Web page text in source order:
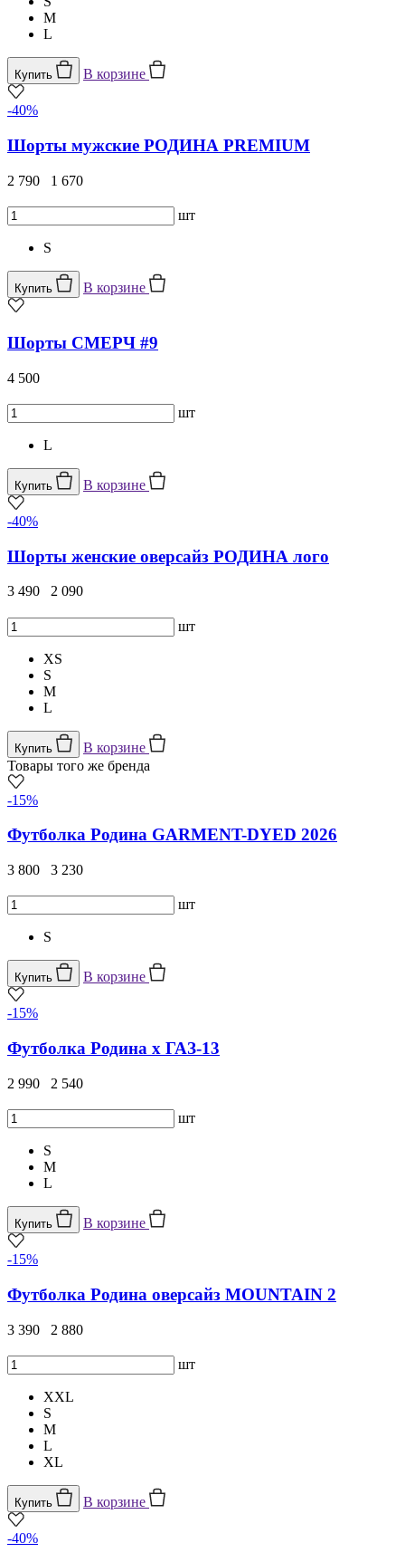
M
L
Купить В корзине
-40%
Шорты мужские РОДИНА PREMIUM
2 790 1 670
шт
S
Купить В корзине
Шорты СМЕРЧ #9
4 500
шт
L
Купить В корзине
-40%
Шорты женские оверсайз РОДИНА лого
3 490 2 090
шт
XS
S
M
L
Купить
В корзине
Товары того же бренда
-15%
Футболка Родина GARMENT-DYED 2026
3 800 3 230
шт
S
Купить В корзине
-15%
Футболка Родина x ГАЗ-13
2 990 2 540
шт
S
M
L
Купить В корзине
-15%
Футболка Родина оверсайз MOUNTAIN 2
3 390 2 880
шт
XXL
S
M
L
XL
Купить В корзине
-40%